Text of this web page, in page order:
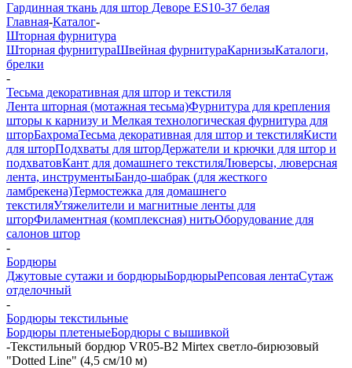
Гардинная ткань для штор Деворе ES10-37 белая
Главная-Каталог-
Шторная фурнитура
Шторная фурнитураШвейная фурнитураКарнизыКаталоги,
брелки
-
Тесьма декоративная для штор и текстиля
Лента шторная (мотажная тесьма)Фурнитура для крепления
шторы к карнизу и Мелкая технологическая фурнитура для
шторБахромаТесьма декоративная для штор и текстиляКисти
для шторПодхваты для шторДержатели и крючки для штор и
подхватовКант для домашнего текстиляЛюверсы, люверсная
лента, инструментыБандо-шабрак (для жесткого
ламбрекена)Термостежка для домашнего
текстиляУтяжелители и магнитные ленты для
шторФиламентная (комплексная) нитьОборудование для
салонов штор
-
Бордюры
Джутовые сутажи и бордюрыБордюрыРепсовая лентаСутаж
отделочный
-
Бордюры текстильные
Бордюры плетеныеБордюры с вышивкой
-Текстильный бордюр VR05-B2 Mirtex светло-бирюзовый
"Dotted Line" (4,5 см/10 м)